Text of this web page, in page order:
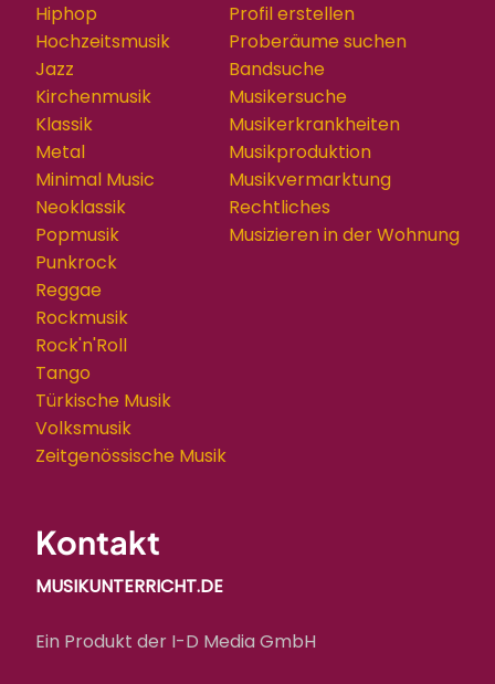
Hiphop
Hochzeitsmusik
Jazz
Kirchenmusik
Klassik
Metal
Minimal Music
Neoklassik
Popmusik
Punkrock
Reggae
Rockmusik
Rock'n'Roll
Tango
Türkische Musik
Volksmusik
Zeitgenössische Musik
Profil erstellen
Proberäume suchen
Bandsuche
Musikersuche
Musikerkrankheiten
Musikproduktion
Musikvermarktung
Rechtliches
Musizieren in der Wohnung
Kontakt
MUSIKUNTERRICHT.DE
Ein Produkt der I-D Media GmbH